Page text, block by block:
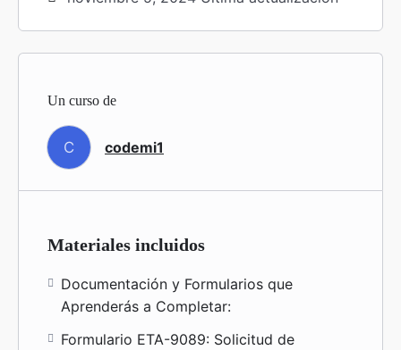
Un curso de
C codemi1
Materiales incluidos
Documentación y Formularios que
Aprenderás a Completar:
Formulario ETA-9089: Solicitud de